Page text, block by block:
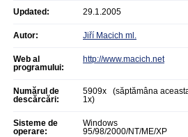
Updated: 29.1.2005
Autor: Jiří Macich ml.
Web al
programului:
http://www.macich.net
Numărul de
descărcări:
5909x (săptămâna
1x)
Sisteme de
operare:
Windows
95/98/2000/NT/ME/XP